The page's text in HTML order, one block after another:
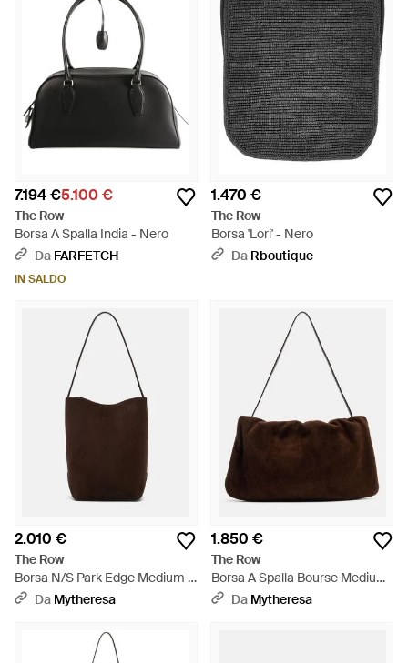
7.194 €5.100 €
The Row
Borsa A Spalla India - Nero
Da FARFETCH
IN SALDO
1.470 €
The Row
Borsa 'Lori' - Nero
Da Rboutique
2.010 €
The Row
Borsa N/S Park Edge Medium -
Marrone
Da Mytheresa
1.850 €
The Row
Borsa A Spalla Bourse Medium
- Marrone
Da Mytheresa